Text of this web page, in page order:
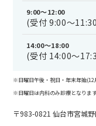
9:00～12:00
(受付 9:00～
14:00～18:00
(受付 14:00～
※日曜日午後・祝日・年末年始(12
※日曜日は内科のみ診療となります
〒983-0821 仙台市宮城